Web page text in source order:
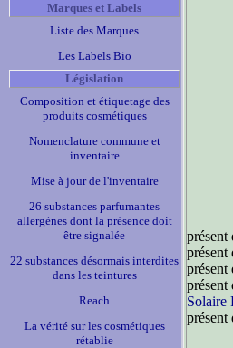
Marques et Labels
Liste des Marques
Les Labels Bio
Législation
Composition et étiquetage des
produits cosmétiques
Nomenclature commune et
inventaire
Mise à jour de l'inventaire
26 substances parfumantes
allergènes dont la présence doit
être signalée
22 substances désormais interdites
dans les teintures
Reach
La vérité sur les cosmétiques
rétablie
présent
présent
présent
présent
Solaire
présent